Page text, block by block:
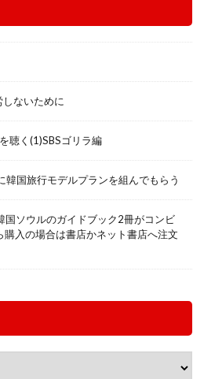
ないために
聴く(1)SBSゴリラ編
国旅行モデルプランを組んでもらう
ソウルのガイドブック2冊がコンビ
購入の場合は書店かネット書店へ注文